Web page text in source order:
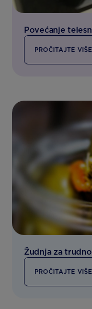
Povećanje
PROČITAJTE VIŠE
Žudnja za
PROČITAJTE VIŠE